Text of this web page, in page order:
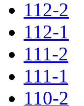
112-2
112-1
111-2
111-1
110-2